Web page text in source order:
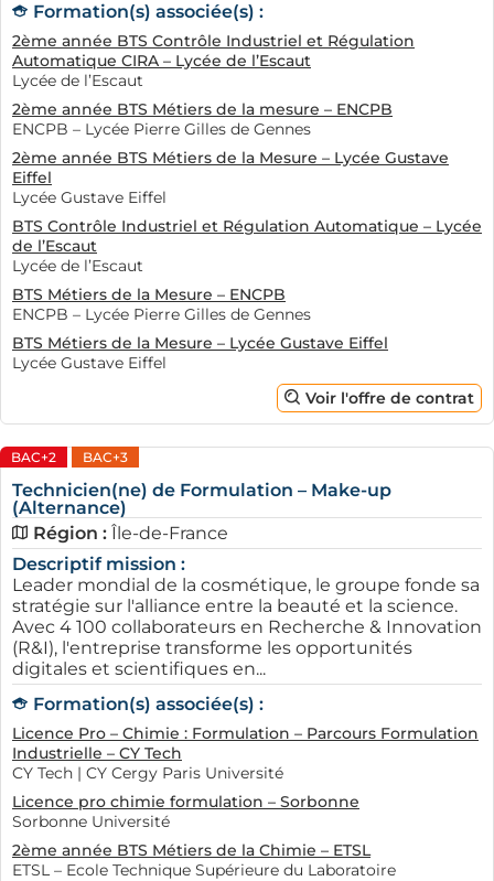
Le secteur commercial comporte des opportunités en
vente, gestion de la relation client et marketing. Ces
rôles sont particulièrement formateurs, car ils offrent la
possibilité d'interagir directement avec des clients réels
et d'apprendre à naviguer dans les dynamiques de
vente. Les postes dans le domaine technique
permettent également aux alternants de travailler
comme assistants dans des bureaux d'études ou des
laboratoires. Cela leur donnera l'occasion de développer
des compétences pratiques qui seront bénéfiques
dans leur carrière.
Enfin, pour ceux qui se dirigent vers des carrières
créatives, de nombreuses entreprises recherchent des
profils en graphisme, communication ou
développement web. Cette variété de postes permet
avec leurs aspirations professionnelles, tout en
enrichissant leur expérience personnelle. Les bons
choix pris à ce stade de leur parcours peuvent faire une
grosse différence dans leur vie future.
Comment trouver une entreprise
qui recrute en alternance à Créteil
?
Trouver une entreprise qui recrute des apprentis
Cristoliens peut sembler être un défi, mais plusieurs
stratégies pratiques existent. La première consiste à
fréquenter les plateformes en ligne spécialisées dans
les offres d'emploi. De nombreux sites, en particulier
ceux dédiés à l'alternance, regroupent des annonces
spécifiques pour les jeunes chercheurs. Cela permet de
cibler directement les entreprises qui ont un besoin
Formation(s) associée(s) :
2ème année BTS Contrôle Industriel et Régulation
Automatique CIRA – Lycée de l’Escaut
Lycée de l’Escaut
2ème année BTS Métiers de la mesure – ENCPB
ENCPB – Lycée Pierre Gilles de Gennes
2ème année BTS Métiers de la Mesure – Lycée Gustave
Eiffel
Lycée Gustave Eiffel
BTS Contrôle Industriel et Régulation Automatique – Lycée
de l’Escaut
Lycée de l’Escaut
BTS Métiers de la Mesure – ENCPB
ENCPB – Lycée Pierre Gilles de Gennes
BTS Métiers de la Mesure – Lycée Gustave Eiffel
Lycée Gustave Eiffel
Voir l'offre de contrat
BAC+2 BAC+3
Technicien(ne) de Formulation – Make-up
(Alternance)
Région : Île-de-France
Descriptif mission :
Leader mondial de la cosmétique, le groupe fonde sa
stratégie sur l'alliance entre la beauté et la science.
Avec 4 100 collaborateurs en Recherche & Innovation
(R&I), l'entreprise transforme les opportunités
digitales et scientifiques en...
Formation(s) associée(s) :
Licence Pro – Chimie : Formulation – Parcours Formulation
Industrielle – CY Tech
CY Tech | CY Cergy Paris Université
Licence pro chimie formulation – Sorbonne
Sorbonne Université
2ème année BTS Métiers de la Chimie – ETSL
ETSL – Ecole Technique Supérieure du Laboratoire